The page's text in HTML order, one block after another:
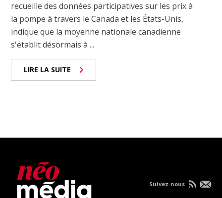
recueille des données participatives sur les prix à
la pompe à travers le Canada et les États-Unis,
indique que la moyenne nationale canadienne
s'établit désormais à ...
LIRE LA SUITE
Suivez-nous